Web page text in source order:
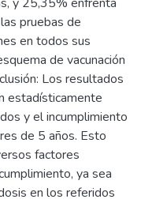
pruebas de
en todos sus
de vacunación
Los resultados
estadísticamente
y el incumplimiento
de 5 años. Esto
factores
ya sea
en los referidos